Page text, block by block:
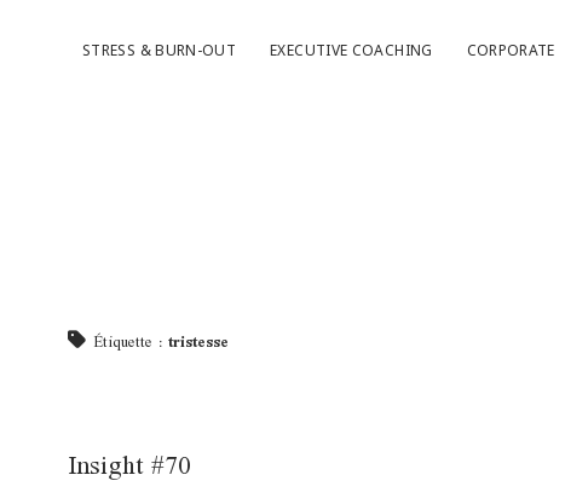
STRESS & BURN-OUT EXECUTIVE COACHING CORPORATE
Étiquette :tristesse
Insight #70